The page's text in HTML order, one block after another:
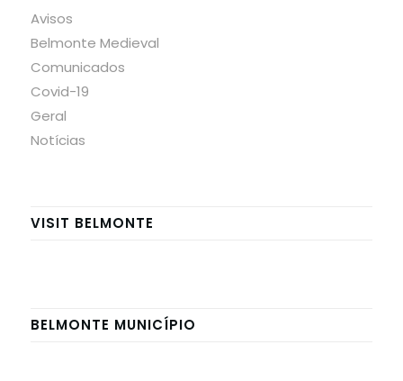
Avisos
Belmonte Medieval
Comunicados
Covid-19
Geral
Notícias
VISIT BELMONTE
BELMONTE MUNICÍPIO